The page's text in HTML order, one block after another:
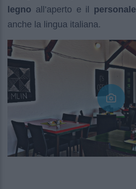
legno all’aperto e il personale
anche la lingua italiana.